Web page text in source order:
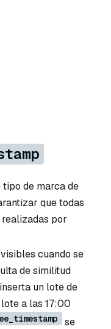
tipo de marca de
que todas
por
cuando se
de similitud
un lote de
a las 17:00
se